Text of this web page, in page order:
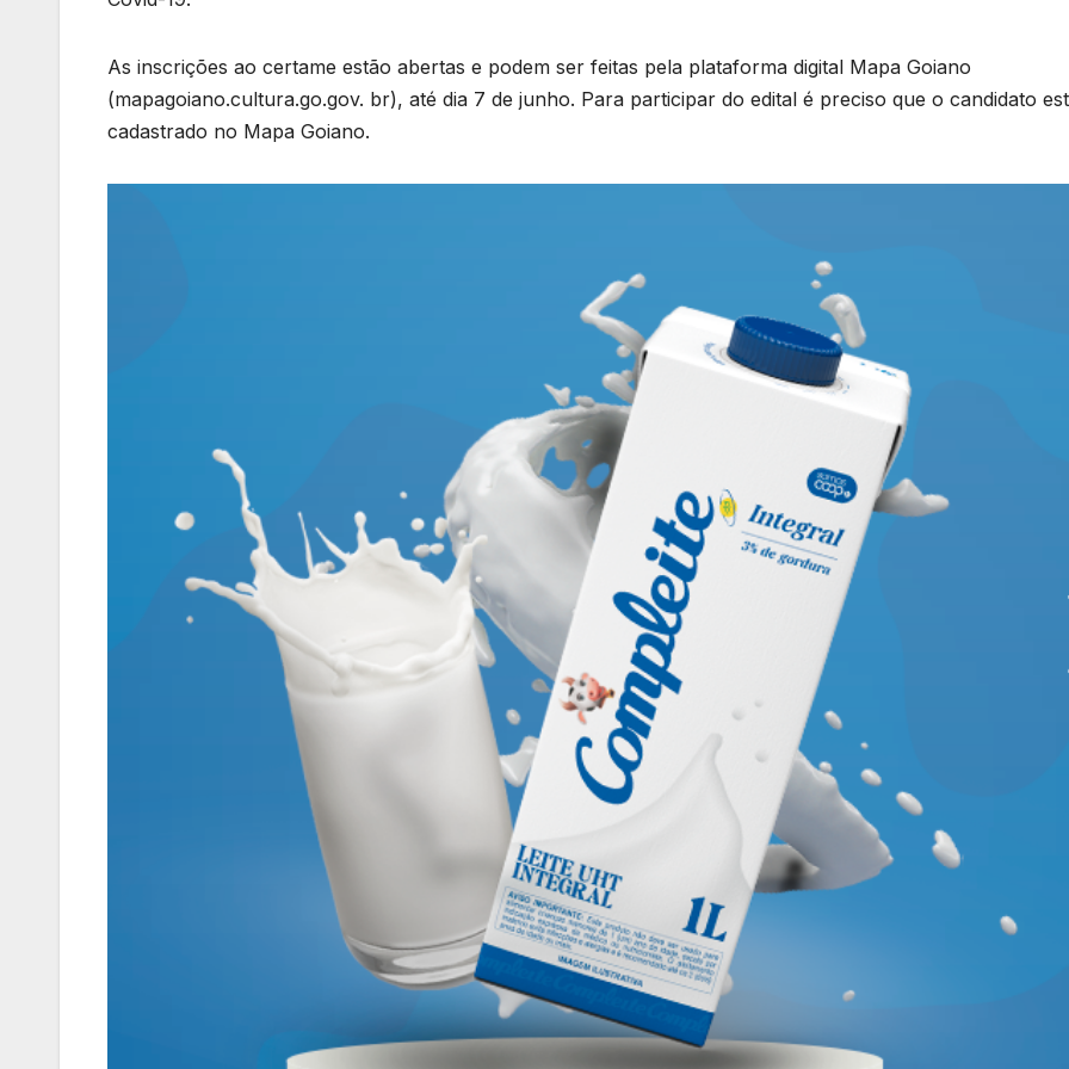
As inscrições ao certame estão abertas e podem ser feitas pela plataforma digital Mapa Goiano
(mapagoiano.cultura.go.gov. br), até dia 7 de junho. Para participar do edital é preciso que o candidato
cadastrado no Mapa Goiano.